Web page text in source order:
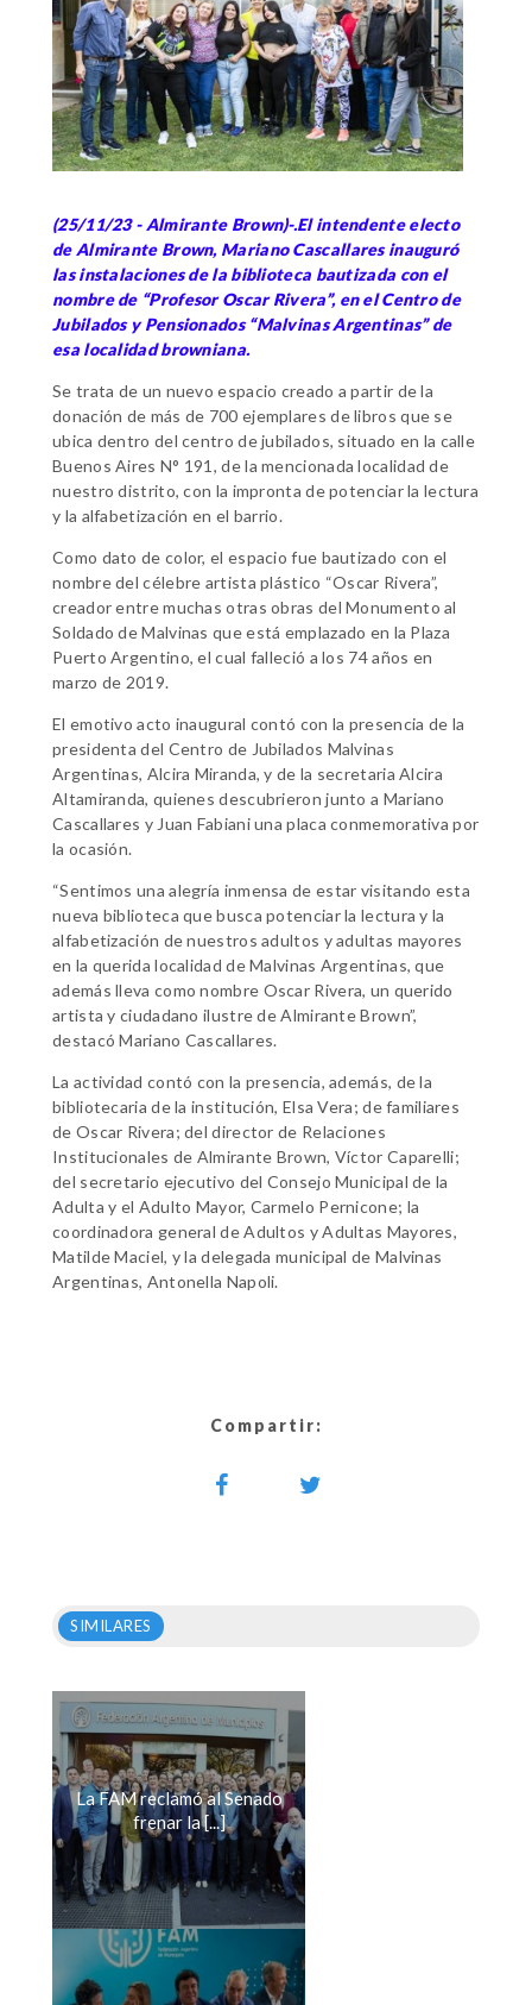
(25/11/23 - Almirante Brown)-.El intendente electo
de Almirante Brown, Mariano Cascallares inauguró
las instalaciones de la biblioteca bautizada con el
nombre de “Profesor Oscar Rivera”, en el Centro de
Jubilados y Pensionados “Malvinas Argentinas” de
esa localidad browniana.
Se trata de un nuevo espacio creado a partir de la
donación de más de 700 ejemplares de libros que se
ubica dentro del centro de jubilados, situado en la calle
Buenos Aires N° 191, de la mencionada localidad de
nuestro distrito, con la impronta de potenciar la lectura
y la alfabetización en el barrio.
Como dato de color, el espacio fue bautizado con el
nombre del célebre artista plástico “Oscar Rivera”,
creador entre muchas otras obras del Monumento al
Soldado de Malvinas que está emplazado en la Plaza
Puerto Argentino, el cual falleció a los 74 años en
marzo de 2019.
El emotivo acto inaugural contó con la presencia de la
presidenta del Centro de Jubilados Malvinas
Argentinas, Alcira Miranda, y de la secretaria Alcira
Altamiranda, quienes descubrieron junto a Mariano
Cascallares y Juan Fabiani una placa conmemorativa por
la ocasión.
“Sentimos una alegría inmensa de estar visitando esta
nueva biblioteca que busca potenciar la lectura y la
alfabetización de nuestros adultos y adultas mayores
en la querida localidad de Malvinas Argentinas, que
además lleva como nombre Oscar Rivera, un querido
artista y ciudadano ilustre de Almirante Brown”,
destacó Mariano Cascallares.
La actividad contó con la presencia, además, de la
bibliotecaria de la institución, Elsa Vera; de familiares
de Oscar Rivera; del director de Relaciones
Institucionales de Almirante Brown, Víctor Caparelli;
del secretario ejecutivo del Consejo Municipal de la
Adulta y el Adulto Mayor, Carmelo Pernicone; la
coordinadora general de Adultos y Adultas Mayores,
Matilde Maciel, y la delegada municipal de Malvinas
Argentinas, Antonella Napoli.
Compartir:
SIMILARES
La FAM reclamó al Senado
frenar la [...]